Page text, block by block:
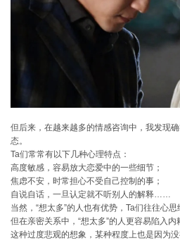
但后来，在越来越多的情感咨询中，我发现
态。
Ta们常常有以下几种心理特点：
高度敏感，容易放大恋爱中的一些细节；
焦虑不安，时常担心不受自己控制的事；
自说自话，一旦认定就不听别人的解释……
当然，“想太多”的人也有优势，Ta们往往心思
但在亲密关系中，“想太多”的人更容易陷入内
这种过度悲观的想象，某种程度上也是因为